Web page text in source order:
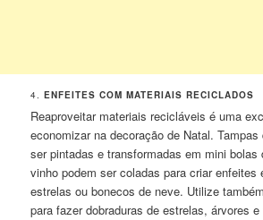
4.ENFEITES COM MATERIAIS RECICLADOS
Reaproveitar materiais recicláveis é uma
economizar na decoração de Natal. Tampas
ser pintadas e transformadas em mini bolas
vinho podem ser coladas para criar enfeites
estrelas ou bonecos de neve. Utilize
para fazer dobraduras de estrelas, árvores